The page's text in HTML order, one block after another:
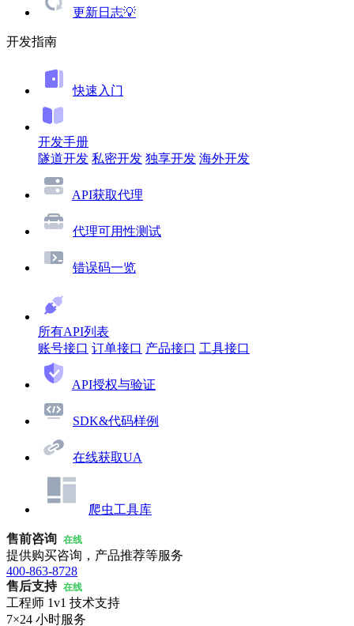
更新日志💡
开发指南
快速入门
开发手册
隧道开发 私密开发 独享开发 海外开发
API获取代理
代理可用性测试
错误码一览
所有API列表
账号接口 订单接口 产品接口 工具接口
API授权与验证
SDK&代码样例
在线获取UA
爬虫工具库
售前咨询 在线
提供购买咨询，产品推荐等服务
400-863-8728
售后支持 在线
工程师 1v1 技术支持
7×24 小时服务